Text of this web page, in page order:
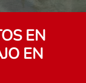
EN
EN